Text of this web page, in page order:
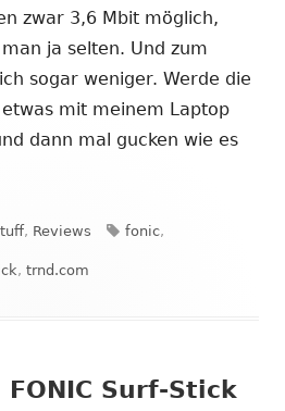
zwar 3,6 Mbit möglich,
ja selten. Und zum
sogar weniger. Werde die
mit meinem Laptop
dann mal gucken wie es
, Reviews Schlagwörter
fonic,
, trnd.com
Surf-Stick